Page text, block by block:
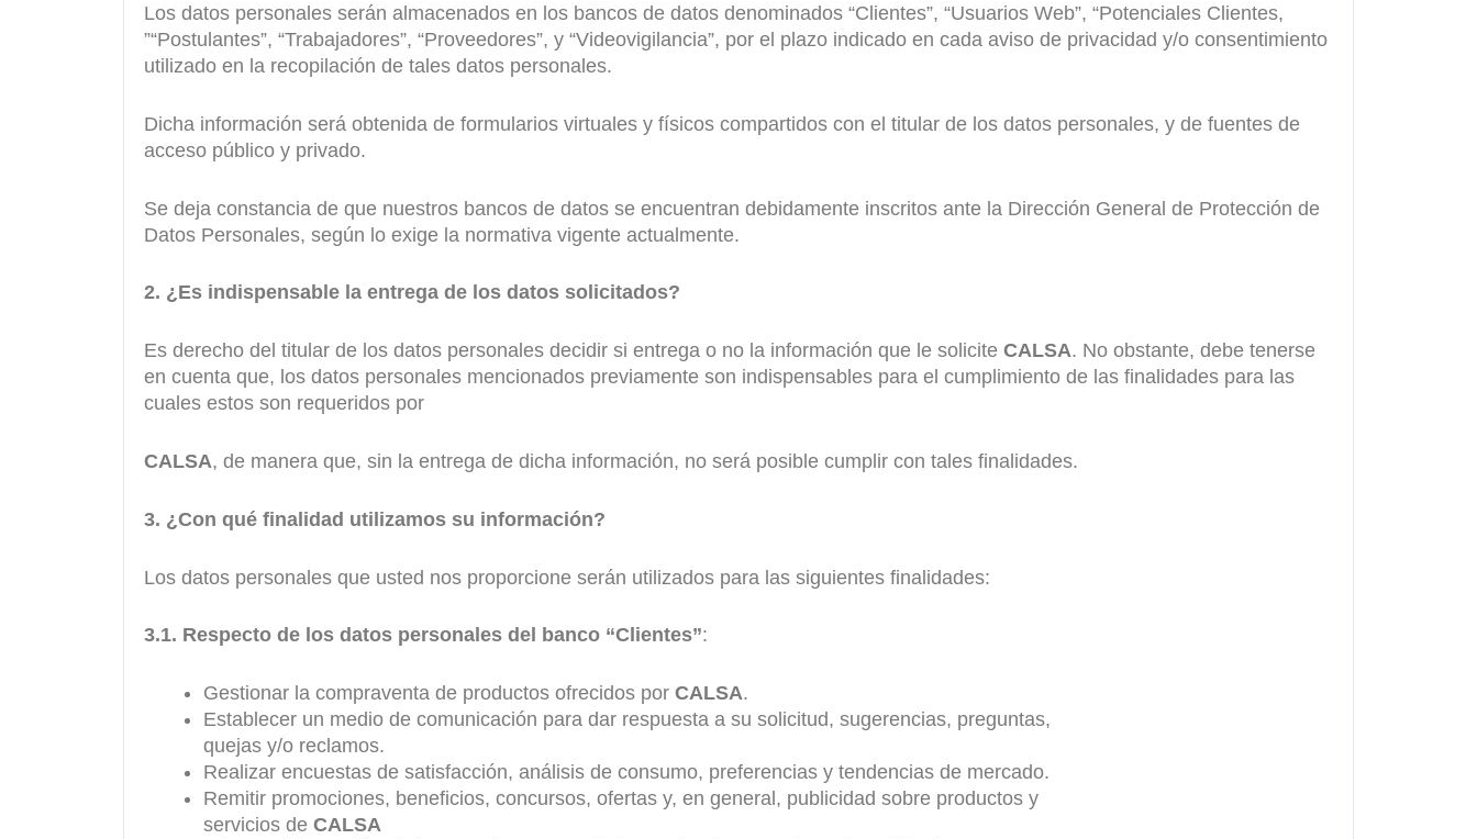
Los datos personales serán almacenados en los bancos de datos denominados “Clientes”, “Usuarios Web”, “Potenciales Clientes,
”“Postulantes”, “Trabajadores”, “Proveedores”, y “Videovigilancia”, por el plazo indicado en cada aviso de privacidad y/o consentimiento
utilizado en la recopilación de tales datos personales.
Dicha información será obtenida de formularios virtuales y físicos compartidos con el titular de los datos personales, y de fuentes de
acceso público y privado.
Se deja constancia de que nuestros bancos de datos se encuentran debidamente inscritos ante la Dirección General de Protección de
Datos Personales, según lo exige la normativa vigente actualmente.
2. ¿Es indispensable la entrega de los datos solicitados?
Es derecho del titular de los datos personales decidir si entrega o no la información que le solicite CALSA. No obstante, debe tenerse
en cuenta que, los datos personales mencionados previamente son indispensables para el cumplimiento de las finalidades para las
cuales estos son requeridos por
CALSA, de manera que, sin la entrega de dicha información, no será posible cumplir con tales finalidades.
3. ¿Con qué finalidad utilizamos su información?
Los datos personales que usted nos proporcione serán utilizados para las siguientes finalidades:
3.1. Respecto de los datos personales del banco “Clientes”:
Gestionar la compraventa de productos ofrecidos por CALSA.
Establecer un medio de comunicación para dar respuesta a su solicitud, sugerencias, preguntas,
quejas y/o reclamos.
Realizar encuestas de satisfacción, análisis de consumo, preferencias y tendencias de mercado.
Remitir promociones, beneficios, concursos, ofertas y, en general, publicidad sobre productos y
servicios de CALSA